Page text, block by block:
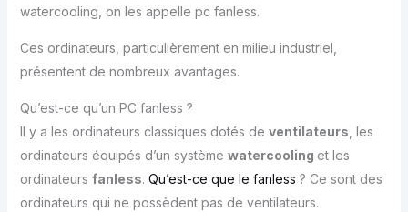
watercooling, on les appelle pc fanless.
Ces ordinateurs, particulièrement en milieu industriel,
présentent de nombreux avantages.
Qu’est-ce qu’un PC fanless ?
Il y a les ordinateurs classiques dotés de ventilateurs , les
ordinateurs équipés d’un système watercooling et les
ordinateurs fanless. Qu’est-ce que le fanless ? Ce sont des
ordinateurs qui ne possèdent pas de ventilateurs.